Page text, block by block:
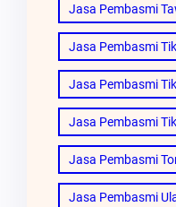
Jasa Pembasmi
Jasa Pembasmi
Jasa Pembasmi
Jasa Pembasmi
Jasa Pembasmi
Jasa Pembasmi